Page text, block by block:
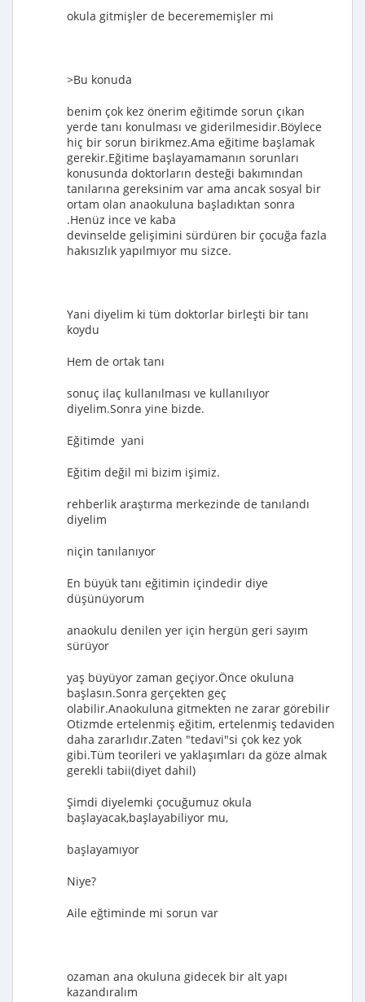
okula gitmişler de becerememişler mi
>Bu konuda
benim çok kez önerim eğitimde sorun çıkan
yerde tanı konulması ve giderilmesidir.Böylece
hiç bir sorun birikmez.Ama eğitime başlamak
gerekir.Eğitime başlayamamanın sorunları
konusunda doktorların desteği bakımından
tanılarına gereksinim var ama ancak sosyal bir
ortam olan anaokuluna başladıktan sonra
.Henüz ince ve kaba
devinselde gelişimini sürdüren bir çocuğa fazla
hakısızlık yapılmıyor mu sizce.
Yani diyelim ki tüm doktorlar birleşti bir tanı
koydu
Hem de ortak tanı
sonuç ilaç kullanılması ve kullanılıyor
diyelim.Sonra yine bizde.
Eğitimde yani
Eğitim değil mi bizim işimiz.
rehberlik araştırma merkezinde de tanılandı
diyelim
niçin tanılanıyor
En büyük tanı eğitimin içindedir diye
düşünüyorum
anaokulu denilen yer için hergün geri sayım
sürüyor
yaş büyüyor zaman geçiyor.Önce okuluna
başlasın.Sonra gerçekten geç
olabilir.Anaokuluna gitmekten ne zarar görebilir
Otizmde ertelenmiş eğitim, ertelenmiş tedaviden
daha zararlıdır.Zaten "tedavi"si çok kez yok
gibi.Tüm teorileri ve yaklaşımları da göze almak
gerekli tabii(diyet dahil)
Şimdi diyelemki çocuğumuz okula
başlayacak,başlayabiliyor mu,
başlayamıyor
Niye?
Aile eğtiminde mi sorun var
ozaman ana okuluna gidecek bir alt yapı
kazandıralım